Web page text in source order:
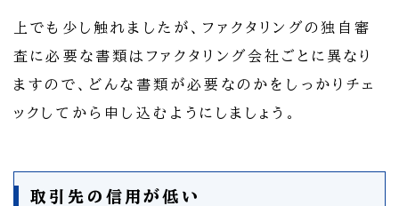
上でも少し触れましたが、ファクタリングの独自審
査に必要な書類はファクタリング会社ごとに異なり
ますので、どんな書類が必要なのかをしっかりチェ
ックしてから申し込むようにしましょう。
取引先の信用が低い